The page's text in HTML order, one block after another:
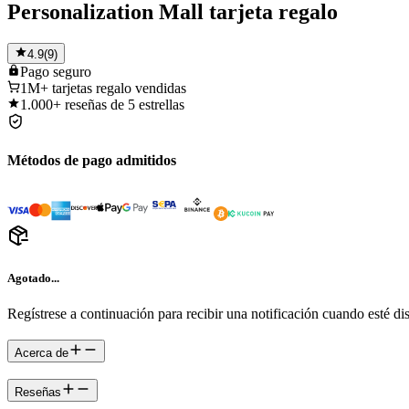
Personalization Mall tarjeta regalo
4.9(9)
Pago seguro
1M+ tarjetas regalo vendidas
1.000+ reseñas de 5 estrellas
Métodos de pago admitidos
Agotado...
Regístrese a continuación para recibir una notificación cuando esté
Acerca de
Reseñas